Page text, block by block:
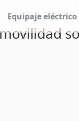
Equipaje eléctrico